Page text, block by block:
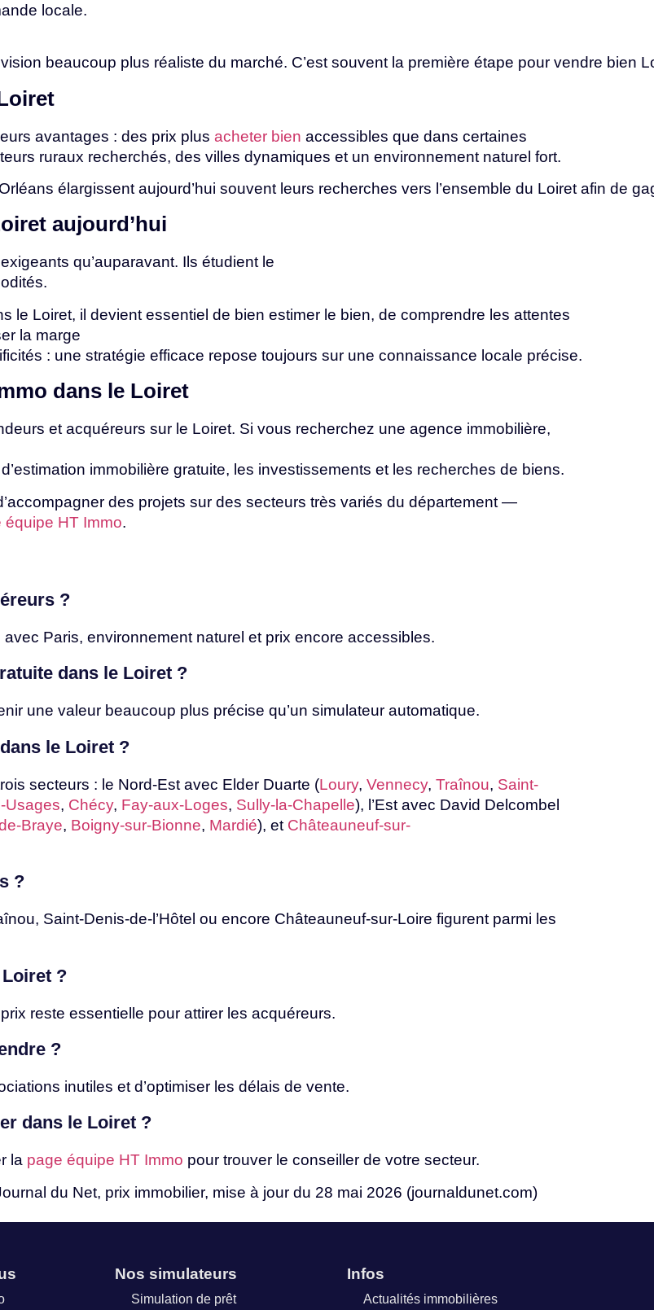
locale.
vision beaucoup plus réaliste du marché. C’estsouvent la première étape pour vendre bien
avantages : des prix plus acheter bien accessibles que dans certaines
ruraux recherchés, des villes dynamiques et un environnement naturel fort.
Orléans élargissent aujourd’hui souvent leurs recherches vers l’ensemble du Loiret afin de
aujourd’hui
qu’auparavant. Ils étudient le
le Loiret, il devient essentiel de bien estimer le bien, de comprendre les attentes
la marge
: une stratégie efficace repose toujours sur une connaissance locale précise.
dans le Loiret
et acquéreurs sur le Loiret. Si vous recherchez une agence immobilière,
d’estimation immobilière gratuite, les investissements et les recherches de biens.
des projets sur des secteurs très variés du département —
équipe HT Immo.
?
avec Paris, environnement naturel et prix encore accessibles.
dans le Loiret ?
une valeur beaucoup plus précise qu’un simulateur automatique.
dans le Loiret ?
secteurs : le Nord-Est avec Elder Duarte (Loury, Vennecy, Traînou, Saint-
Usages, Chécy, Fay-aux-Loges, Sully-la-Chapelle), l’Est avec David Delcombel
Braye, Boigny-sur-Bionne, Mardié), et Châteauneuf-sur-
?
Saint-Denis-de-l’Hôtel ou encore Châteauneuf-sur-Loire figurent parmi les
Loiret ?
prix reste essentielle pour attirer les acquéreurs.
?
inutiles et d’optimiser les délais de vente.
dans le Loiret ?
la page équipe HT Immo pour trouver le conseiller de votre secteur.
du Net, prix immobilier, mise à jour du 28 mai 2026 (journaldunet.com)
Nos simulateurs
Simulation de prêt
Infos
Actualités immobilières